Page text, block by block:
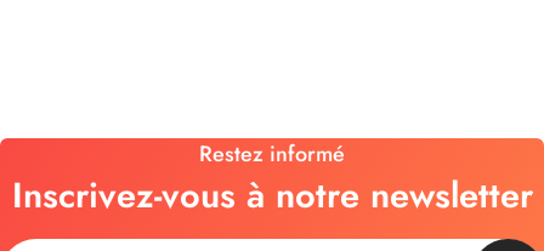
Restez informé
Inscrivez-vous à notre newsletter